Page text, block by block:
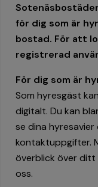
för dig som är
bostad. För att
registrerad
För dig som är
Som hyresgäst
digitalt. Du kan
se dina
kontaktuppgifter.
överblick över ditt
oss.